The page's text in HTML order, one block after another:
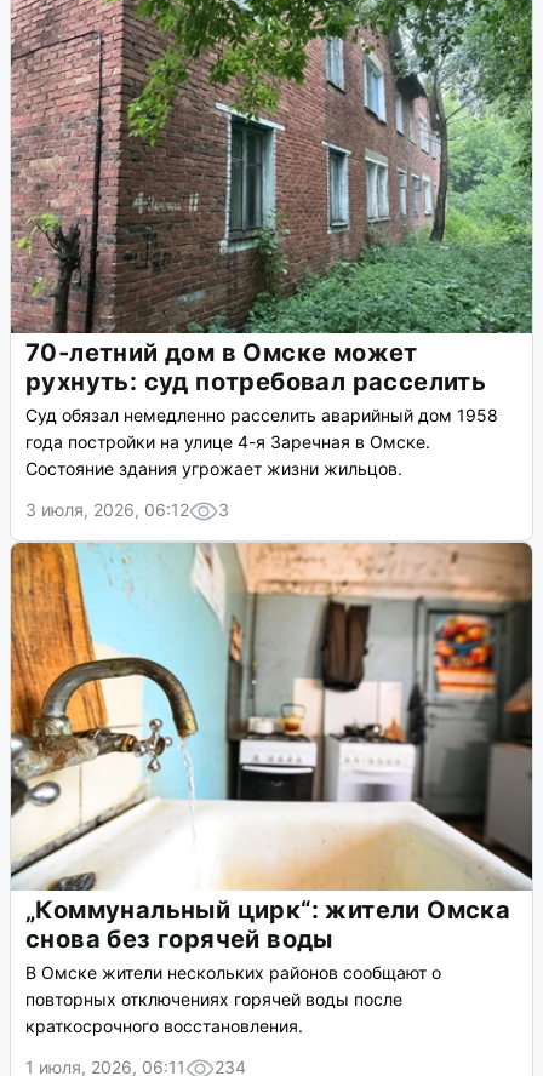
70-летний дом в Омске может
рухнуть: суд потребовал расселить
Суд обязал немедленно расселить аварийный дом 1958
года постройки на улице 4-я Заречная в Омске.
Состояние здания угрожает жизни жильцов.
3 июля, 2026, 06:12
3
„Коммунальный цирк“: жители Омска
снова без горячей воды
В Омске жители нескольких районов сообщают о
повторных отключениях горячей воды после
краткосрочного восстановления.
1 июля, 2026, 06:11
234